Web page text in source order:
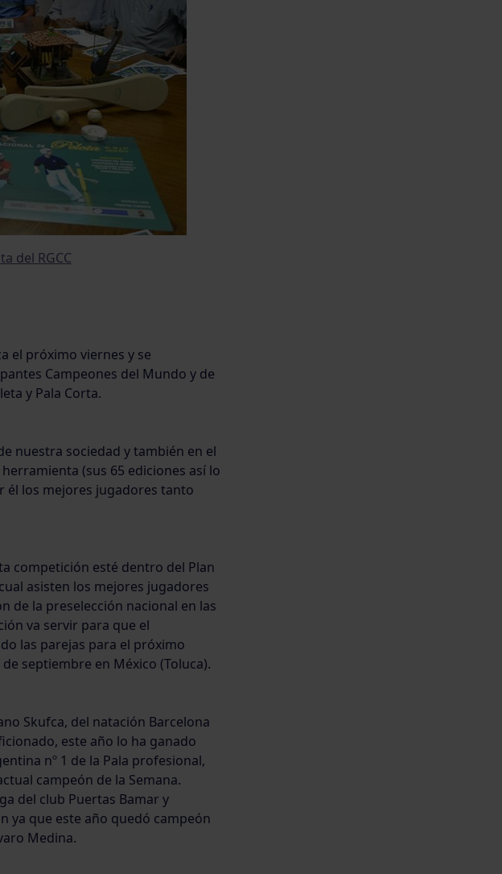
del RGCC
el próximo viernes y se
Campeones del Mundo y de
y Pala Corta.
nuestra sociedad y también en el
(sus 65 ediciones así lo
él los mejores jugadores tanto
competición esté dentro del Plan
asisten los mejores jugadores
de la preselección nacional en las
va servir para que el
las parejas para el próximo
septiembre en México (Toluca).
Skufca, del natación Barcelona
este año lo ha ganado
nº 1 de la Pala profesional,
campeón de la Semana.
del club Puertas Bamar y
ya que este año quedó campeón
Medina.